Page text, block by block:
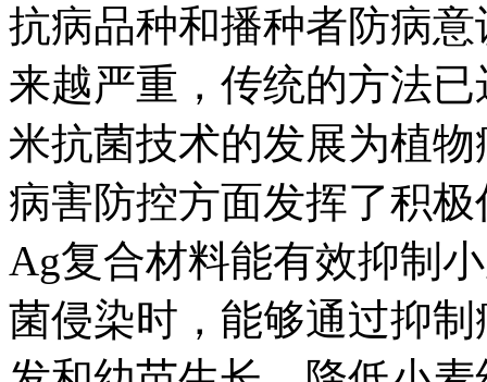
抗病品种和播种者防病
来越严重，传统的方法
米抗菌技术的发展为植
病害防控方面发挥了积
Ag复合材料能有效抑制
菌侵染时，能够通过抑